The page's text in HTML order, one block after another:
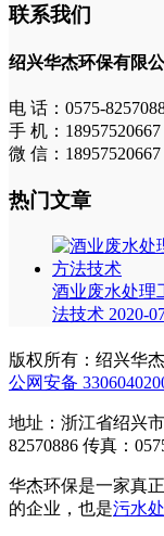
联系我们
绍兴华杰环保有限
电 话：0575-
手 机：18957520667
微 信：18957520667
热门文章
酒业废水处理
法技术 2020-
版权所有：绍兴华
公网安备
地址：浙江省绍兴
82570886 传真：
华杰环保是一家真
的企业，也是污水